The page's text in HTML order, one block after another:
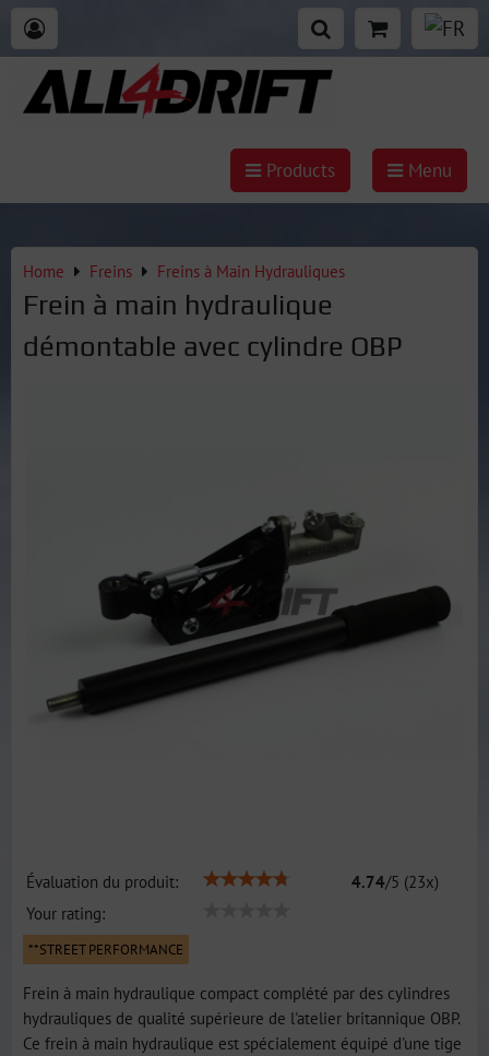
Products Menu
Home Freins Freins à Main Hydrauliques
Frein à main hydraulique
démontable avec cylindre OBP
Évaluation du produit: 4.74/5 (23x)
Your rating:
**STREET PERFORMANCE
Frein à main hydraulique compact complété par des cylindres
hydrauliques de qualité supérieure de l'atelier britannique OBP.
Ce frein à main hydraulique est spécialement équipé d'une tige